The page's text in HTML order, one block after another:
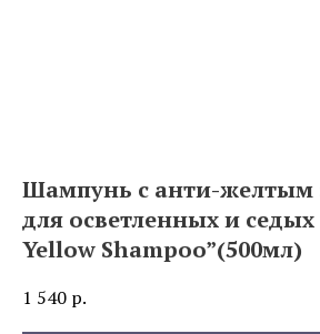
Шампунь с анти-
для осветленных и
Yellow Shampoo”(500мл)
1 540 р.